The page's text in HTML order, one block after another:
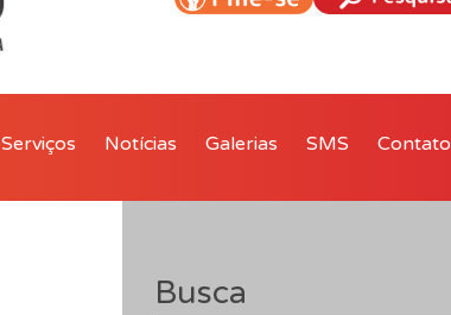
Serviços Notícias Galerias SMS Contato
Busca